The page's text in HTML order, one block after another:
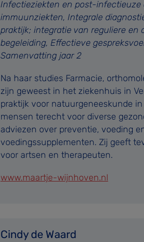
Infectieziekten en post-infectieuze
immuunziekten, Integrale
praktijk; integratie van reguliere en
begeleiding, Effectieve
Samenvatting jaar 2
Na haar studies Farmacie,
zijn geweest in het ziekenhuis in
praktijk voor natuurgeneeskunde
mensen terecht voor diverse
adviezen over preventie, voeding
voedingssupplementen. Zij geeft
voor artsen en therapeuten.
www.maartje-wijnhoven.nl
Cindy de Waard